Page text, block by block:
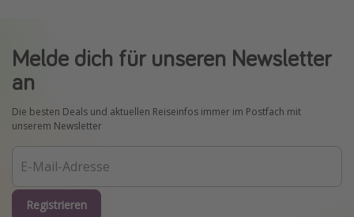
Melde dich für unseren Newsletter
an
Die besten Deals und aktuellen Reiseinfos immer im Postfach mit
unserem Newsletter
Registrieren